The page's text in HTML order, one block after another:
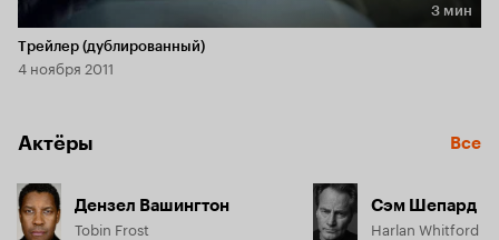
Длительность 3 мин
3 мин
Трейлер (дублированный)
4 ноября 2011
Актёры Все
Дензел Вашингтон
Tobin Frost
Сэм Шепард
Harlan Whitford